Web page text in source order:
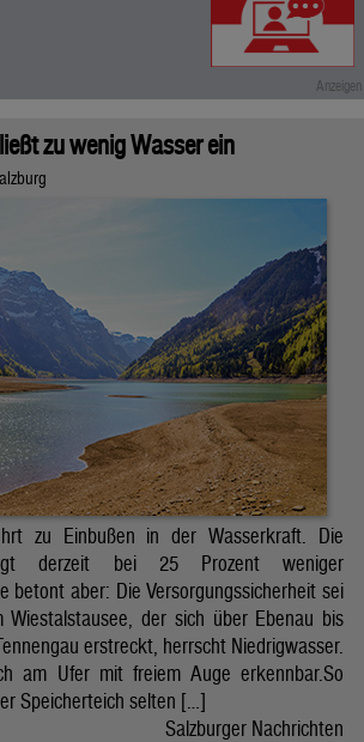
zu wenig Wasser ein
zu Einbußen in der Wasserkraft. Die
derzeit bei 25 Prozent weniger
betont aber: Die Versorgungssicherheit sei
Wiestalstausee, der sich über Ebenau bis
erstreckt, herrscht Niedrigwasser.
am Ufer mit freiem Auge erkennbar.So
Speicherteich selten […]
Salzburger Nachrichten